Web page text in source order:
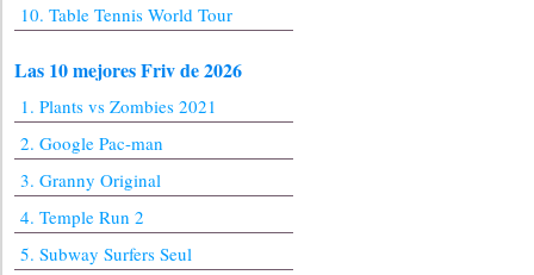
10. Table Tennis World Tour
Las 10 mejores Friv de 2026
1. Plants vs Zombies 2021
2. Google Pac-man
3. Granny Original
4. Temple Run 2
5. Subway Surfers Seul